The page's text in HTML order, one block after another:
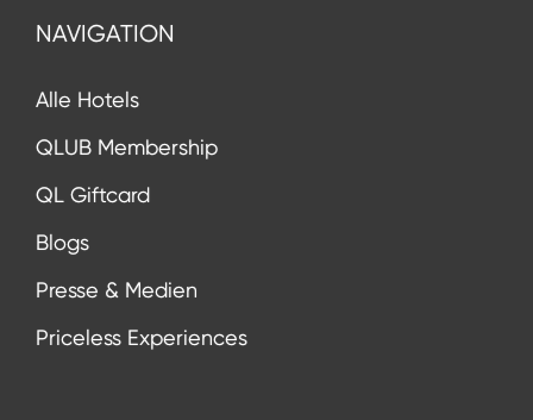
NAVIGATION
Alle Hotels
QLUB Membership
QL Giftcard
Blogs
Presse & Medien
Priceless Experiences